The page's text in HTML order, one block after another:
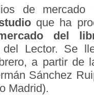
de mercado
que ha
del
Lector. Se
a partir de
Sánchez
Madrid).